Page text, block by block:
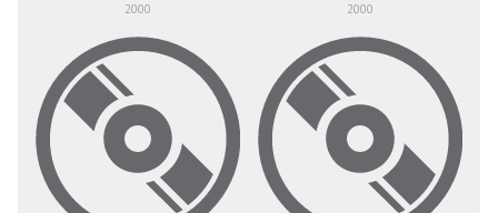
2000 2000